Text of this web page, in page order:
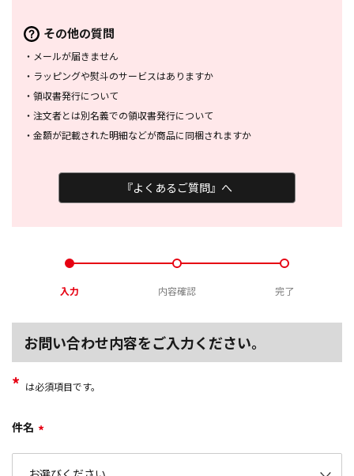
その他の質問
・ メールが届きません
・ ラッピングや熨斗のサービスはありますか
・ 領収書発行について
・ 注文者とは別名義での領収書発行について
・ 金額が記載された明細などが商品に同梱されますか
『よくあるご質問』へ
入力 内容確認 完了
お問い合わせ内容をご入力ください。
* は必須項目です。
件名 *